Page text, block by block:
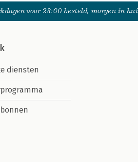
voor 23:00 besteld, morgen in
diensten